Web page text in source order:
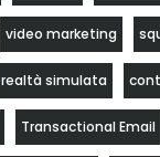
video marketing
realtà simulata
Transactional Email